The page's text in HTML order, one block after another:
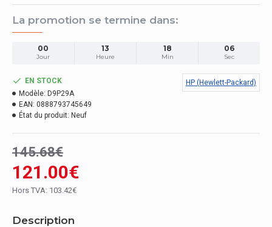
La promotion se termine dans:
00
Jour
13
Heure
18
Min
05
Sec
121.00€
145.68€
Hors TVA: 103.42€
EN STOCK
Modèle: D9P29A
EAN: 0888793745649
État du produit: Neuf
HP (Hewlett-Packard)
Description